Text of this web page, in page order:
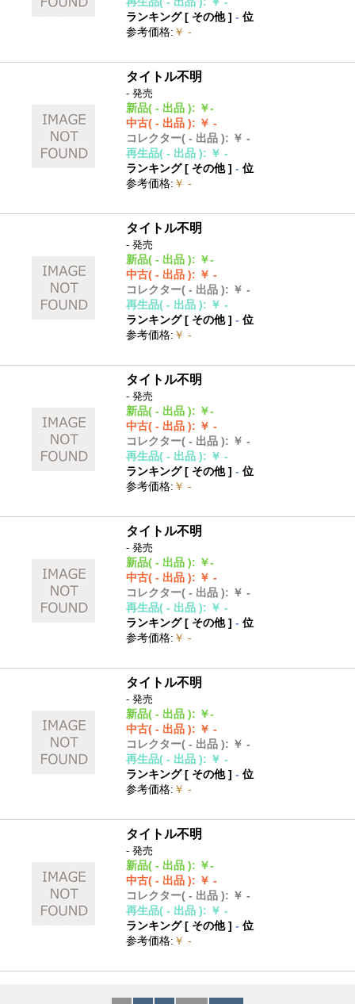
ランキング [ その他]- 位
参考価格: ￥ -
タイトル不明
- 発売
新品( - 出品 ): ￥-
中古( - 出品 ): ￥ -
コレクター( - 出品 ): ￥ -
再生品( - 出品 ): ￥ -
ランキング [ その他]- 位
参考価格: ￥ -
タイトル不明
- 発売
新品( - 出品 ): ￥-
中古( - 出品 ): ￥ -
コレクター( - 出品 ): ￥ -
再生品( - 出品 ): ￥ -
ランキング [ その他]- 位
参考価格: ￥ -
タイトル不明
- 発売
新品( - 出品 ): ￥-
中古( - 出品 ): ￥ -
コレクター( - 出品 ): ￥ -
再生品( - 出品 ): ￥ -
ランキング [ その他]- 位
参考価格: ￥ -
タイトル不明
- 発売
新品( - 出品 ): ￥-
中古( - 出品 ): ￥ -
コレクター( - 出品 ): ￥ -
再生品( - 出品 ): ￥ -
ランキング [ その他]- 位
参考価格: ￥ -
タイトル不明
- 発売
新品( - 出品 ): ￥-
中古( - 出品 ): ￥ -
コレクター( - 出品 ): ￥ -
再生品( - 出品 ): ￥ -
ランキング [ その他]- 位
参考価格: ￥ -
タイトル不明
- 発売
新品( - 出品 ): ￥-
中古( - 出品 ): ￥ -
コレクター( - 出品 ): ￥ -
再生品( - 出品 ): ￥ -
ランキング [ その他]- 位
参考価格: ￥ -